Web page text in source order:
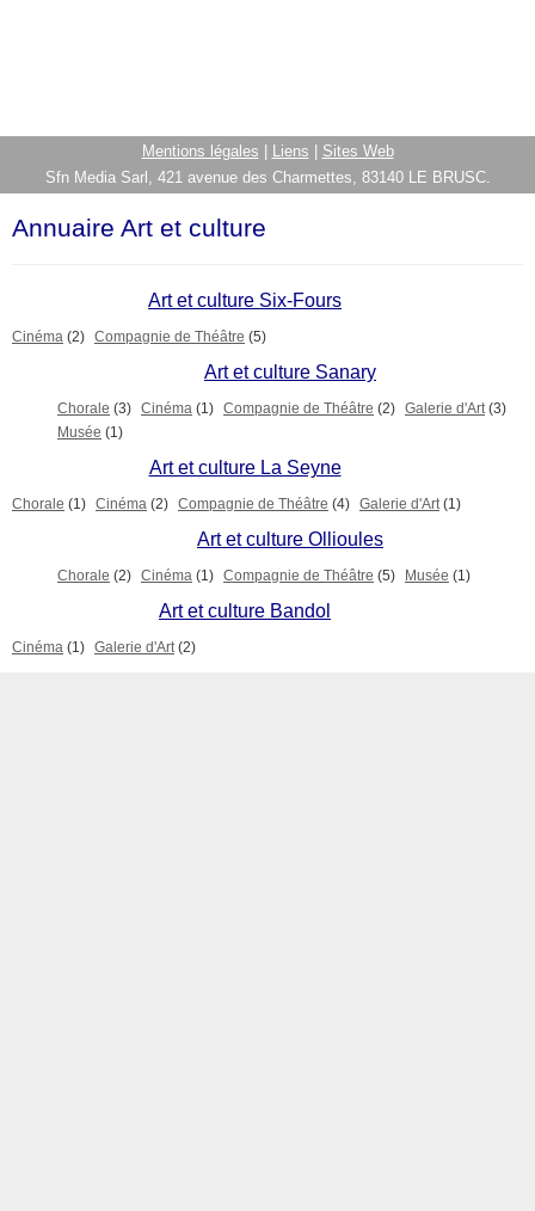
Mentions légales Liens
Sites Web
Sfn Media Sarl, 421 avenue des Charmettes, 83140 LE BRUSC.
Annuaire Art et culture
Art et culture Six-Fours
Cinéma (2) Compagnie de Théâtre (5)
Art et culture Sanary
Chorale (3) Cinéma (1) Compagnie de Théâtre (2) Galerie d'Art (3)
Musée (1)
Art et culture La Seyne
Chorale (1) Cinéma (2) Compagnie de Théâtre (4) Galerie d'Art (1)
Art et culture Ollioules
Chorale (2) Cinéma (1) Compagnie de Théâtre (5) Musée (1)
Art et culture Bandol
Cinéma (1) Galerie d'Art (2)